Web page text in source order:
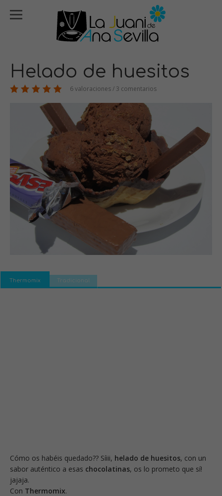
Helado de huesitos
6 valoraciones / 3 comentarios
Thermomix Tradicional
Cómo os habéis quedado?? Síiii, helado de huesitos, con un
sabor auténtico a esas chocolatinas, os lo prometo que sí!
jajaja.
Con Thermomix.